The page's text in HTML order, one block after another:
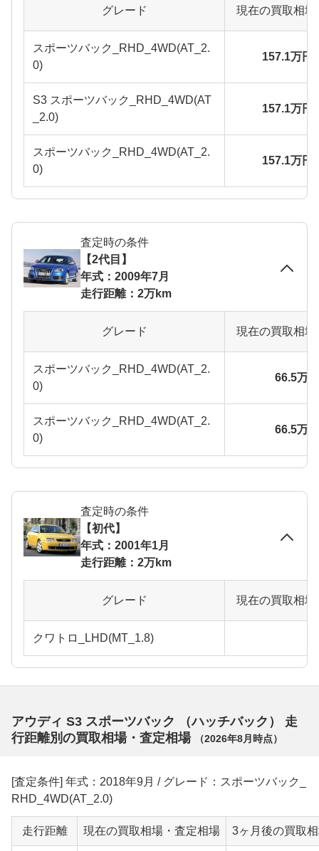
グレード 現在の買取相
スポーツバック_RHD_4WD(AT_2.
0)
157.1万円
S3 スポーツバック_RHD_4WD(AT
_2.0)
157.1万円
スポーツバック_RHD_4WD(AT_2.
0)
157.1万円
査定時の条件
【2代目】
年式：2009年7月
走行距離：2万km
グレード 現在の買取相
スポーツバック_RHD_4WD(AT_2.
0)
66.5万
スポーツバック_RHD_4WD(AT_2.
0)
66.5万
査定時の条件
【初代】
年式：2001年1月
走行距離：2万km
グレード 現在の買取相
クワトロ_LHD(MT_1.8)
アウディ S3 スポーツバック （ハッチバック） 走
行距離別の買取相場・査定相場
（2026年8月 時点）
[査定条件] 年式：2018年9月 / グレード：スポーツバック_
RHD_4WD(AT_2.0)
走行距離 現在の買取相場・査定相場 3ヶ月後の買取